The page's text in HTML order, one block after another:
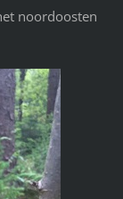
noordoosten